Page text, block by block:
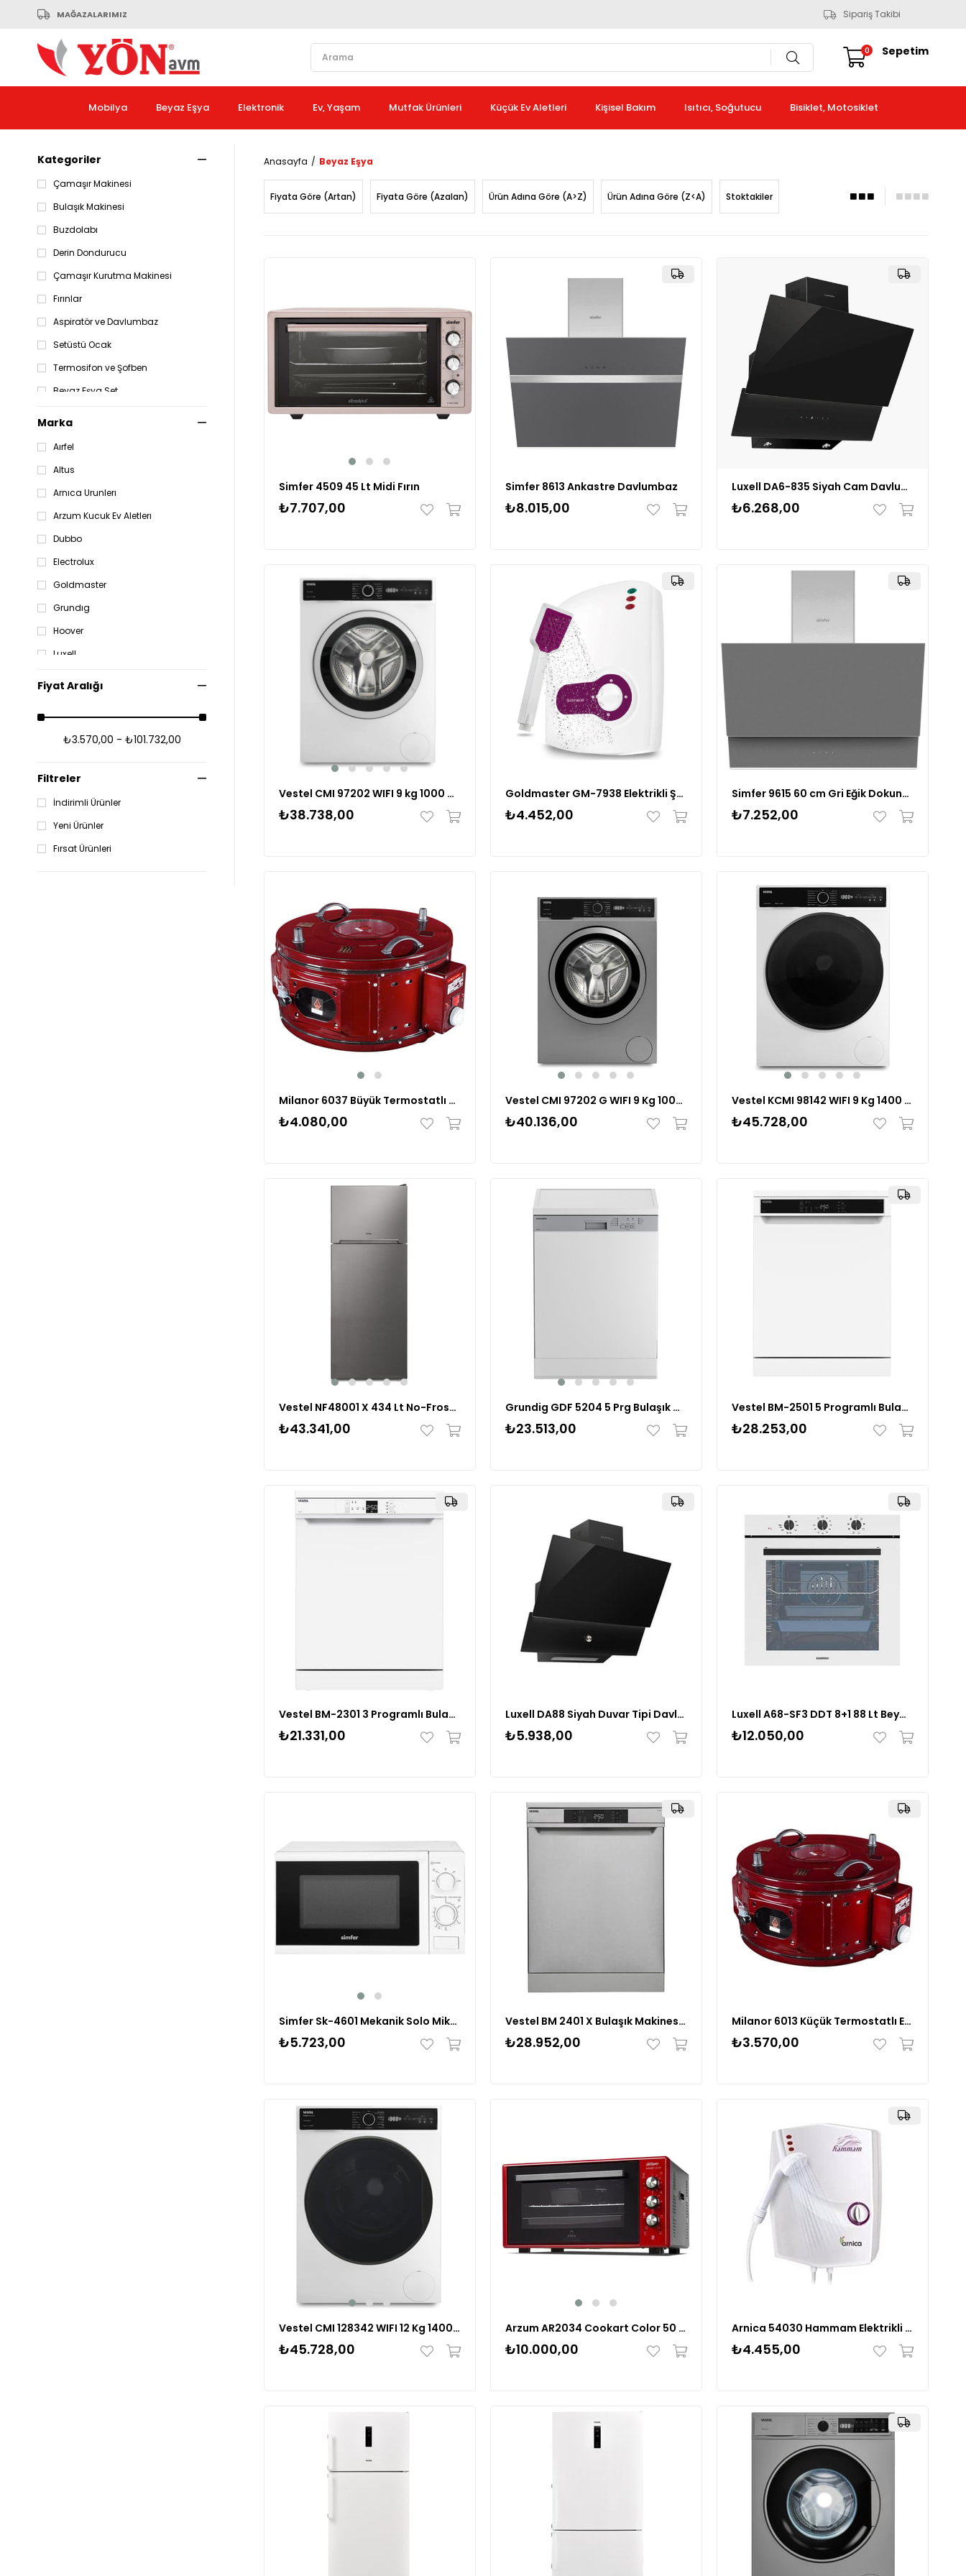
MAĞAZALARIMIZ Sipariş Takibi
Sepetim
0
Mobilya Beyaz Eşya Elektronik Ev, Yaşam Mutfak Ürünleri Küçük Ev Aletleri Kişisel Bakım Isıtıcı, Soğutucu Bisiklet, Motosiklet
Kategoriler
Çamaşır Makinesi
Bulaşık Makinesi
Buzdolabı
Derin Dondurucu
Çamaşır Kurutma Makinesi
Fırınlar
Aspiratör ve Davlumbaz
Setüstü Ocak
Termosifon ve Şofben
Beyaz Eşya Set
Marka
Aırfel
Altus
Arnıca Urunlerı
Arzum Kucuk Ev Aletlerı
Dubbo
Electrolux
Goldmaster
Grundıg
Hoover
Luxell
Sımfer
Fiyat Aralığı
₺3.570,00 - ₺101.732,00
Filtreler
İndirimli Ürünler
Yeni Ürünler
Fırsat Ürünleri
Anasayfa Beyaz Eşya
Fiyata Göre (Artan) Fiyata Göre (Azalan) Ürün Adına Göre (A>Z) Ürün Adına Göre (Z<A) Stoktakiler
Simfer 4509 45 Lt Midi Fırın
₺7.707,00
Simfer 8613 Ankastre Davlumbaz
₺8.015,00
Luxell DA6-835 Siyah Cam Davlumbaz
₺6.268,00
Vestel CMI 97202 WIFI 9 kg 1000 Devir Çamaşır Makinesi
₺38.738,00
Goldmaster GM-7938 Elektrikli Şofben
₺4.452,00
Simfer 9615 60 cm Gri Eğik Dokunmatik Cam Davlumbaz
₺7.252,00
Milanor 6037 Büyük Termostatlı Emaye Davul Fırın
₺4.080,00
Vestel CMI 97202 G WIFI 9 Kg 1000 Devir Çamaşır Makinesi 20264681
₺40.136,00
Vestel KCMI 98142 WIFI 9 Kg 1400 Devir Kurutmalı Çamaşır Makinesi
₺45.728,00
Vestel NF48001 X 434 Lt No-Frost Buzdolabı 20263684
₺43.341,00
Grundig GDF 5204 5 Prg Bulaşık Makinesi
₺23.513,00
Vestel BM-2501 5 Programlı Bulaşık Makinesi Beyaz
₺28.253,00
Vestel BM-2301 3 Programlı Bulaşık Makinesi Beyaz 20265626
₺21.331,00
Luxell DA88 Siyah Duvar Tipi Davlumbaz
₺5.938,00
Luxell A68-SF3 DDT 8+1 88 Lt Beyaz Cam Ankastre Fırın
₺12.050,00
Simfer Sk-4601 Mekanik Solo Mikrodalga Fırın
₺5.723,00
Vestel BM 2401 X Bulaşık Makinesi 20265627
₺28.952,00
Milanor 6013 Küçük Termostatlı Emaye Fırın-3510
₺3.570,00
Vestel CMI 128342 WIFI 12 Kg 1400 Devir Çamaşır Makinesi
₺45.728,00
Arzum AR2034 Cookart Color 50 L Çift Camlı Fırın
₺10.000,00
Arnica 54030 Hammam Elektrikli Şofben
₺4.455,00